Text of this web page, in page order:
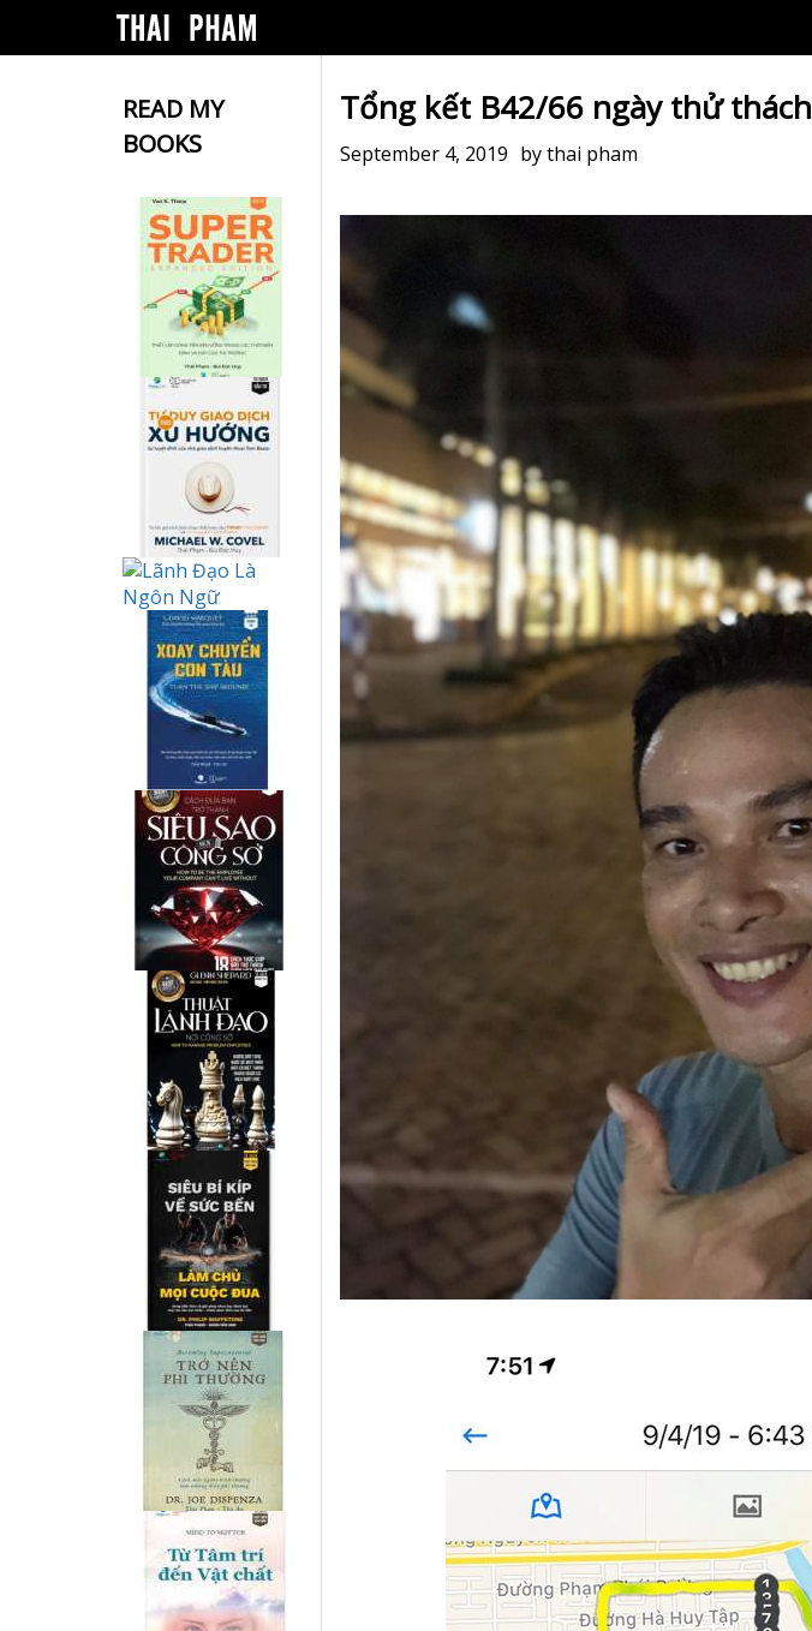
READ MY
BOOKS
Tổng kết B42/66 ngày thử thách
September 4, 2019 bythai pham